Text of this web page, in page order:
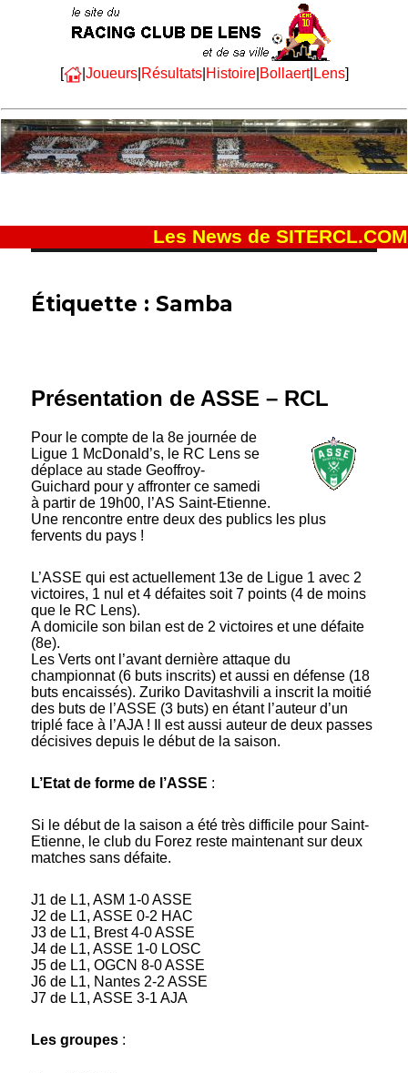
[ | Joueurs| Résultats| Histoire| Bollaert| Lens]
Les News de SITERCL.COM
Étiquette :Samba
Présentation de ASSE – RCL
Pour le compte de la 8e journée de
Ligue 1 McDonald’s, le RC Lens se
déplace au stade Geoffroy-
Guichard pour y affronter ce samedi
à partir de 19h00, l’AS Saint-Etienne.
Une rencontre entre deux des publics les plus
fervents du pays !
L’ASSE qui est actuellement 13e de Ligue 1 avec 2
victoires, 1 nul et 4 défaites soit 7 points (4 de moins
que le RC Lens).
A domicile son bilan est de 2 victoires et une défaite
(8e).
Les Verts ont l’avant dernière attaque du
championnat (6 buts inscrits) et aussi en défense (18
buts encaissés). Zuriko Davitashvili a inscrit la moitié
des buts de l’ASSE (3 buts) en étant l’auteur d’un
triplé face à l’AJA ! Il est aussi auteur de deux passes
décisives depuis le début de la saison.
L’Etat de forme de l’ASSE :
Si le début de la saison a été très difficile pour Saint-
Etienne, le club du Forez reste maintenant sur deux
matches sans défaite.
J1 de L1, ASM 1-0 ASSE
J2 de L1, ASSE 0-2 HAC
J3 de L1, Brest 4-0 ASSE
J4 de L1, ASSE 1-0 LOSC
J5 de L1, OGCN 8-0 ASSE
J6 de L1, Nantes 2-2 ASSE
J7 de L1, ASSE 3-1 AJA
Les groupes :